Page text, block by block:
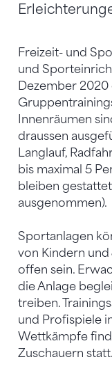
Freizeit- und
und
Dezember 2020
Innenräumen
draussen
Langlauf,
bis maximal 5
bleiben
ausgenommen).
Sportanlagen
von Kindern und
offen sein.
die Anlage
treiben.
und Profispiele
Wettkämpfe
Zuschauern statt.